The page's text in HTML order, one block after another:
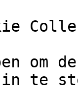
om
in te